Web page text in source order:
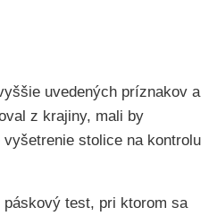
uvedených príznakov a
z krajiny, mali by
stolice na kontrolu
test, pri ktorom sa